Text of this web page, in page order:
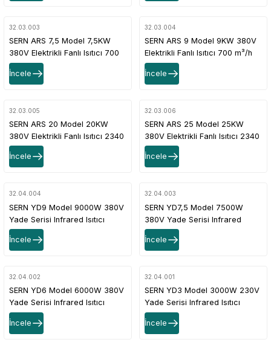
32.03.003
SERN ARS 7,5 Model 7,5KW
380V Elektrikli Fanlı Isıtıcı 700
m³/h 50–75 m² 2 Kademe +
Termostatlı
İncele
32.03.004
SERN ARS 9 Model 9KW 380V
Elektrikli Fanlı Isıtıcı 700 m³/h
60–90 m² 2 Kademe +
Termostatlı
İncele
32.03.005
SERN ARS 20 Model 20KW
380V Elektrikli Fanlı Isıtıcı 2340
M³/H 150–200 M² 2 Kademe +
Termostatlı
İncele
32.03.006
SERN ARS 25 Model 25KW
380V Elektrikli Fanlı Isıtıcı 2340
M³/H 200–250 M² 2 Kademe +
Termostatlı
İncele
32.04.004
SERN YD9 Model 9000W 380V
Yade Serisi Infrared Isıtıcı
İncele
32.04.003
SERN YD7,5 Model 7500W
380V Yade Serisi Infrared
Isıtıcı
İncele
32.04.002
SERN YD6 Model 6000W 380V
Yade Serisi Infrared Isıtıcı
İncele
32.04.001
SERN YD3 Model 3000W 230V
Yade Serisi Infrared Isıtıcı
İncele